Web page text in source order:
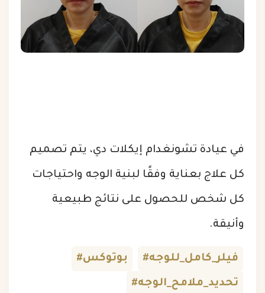
في عيادة تشونغدام إيكلات دي، يتم تصميم
كل علاج بعناية وفقًا لبنية الوجه واحتياجات
كل شخص للحصول على نتائج طبيعية
وأنيقة.
#فيلر_كامل_للوجه #بوتوكس
#تحديد_ملامح_الوجه